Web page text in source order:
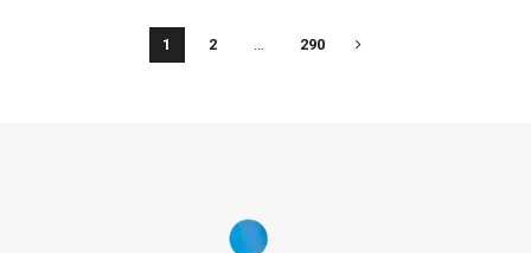
1 2 … 290